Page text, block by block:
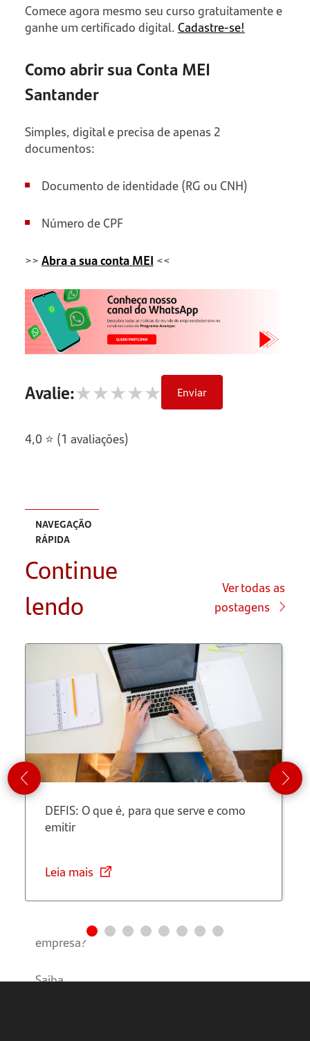
Comece agora mesmo seu curso gratuitamente e
ganhe um certificado digital.Cadastre-se!
Como abrir sua Conta MEI
Santander
Simples, digital e precisa de apenas 2
documentos:
Documento de identidade (RG ou CNH)
Número de CPF
>>Abra a sua conta MEI <<
Avalie: ★
★
★
★
★ Enviar
4,0 ⭐ (1 avaliações)
NAVEGAÇÃO
RÁPIDA
O que é
vínculo
empregatício?
empregatício?
O que
vínculo
empregatício?
Contrato
PJ e
empregatício:
riscos
empresa?
Saiba
Continue
lendo
Ver todas as
postagens
DEFIS: O que é, para que serve e como
emitir
Leia mais